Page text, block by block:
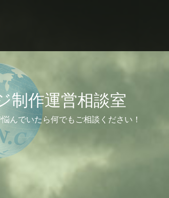
制作運営相談室
んでいたら何でもご相談ください！